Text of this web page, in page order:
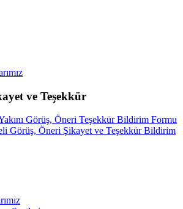
ve Teşekkür
Görüş, Öneri Teşekkür Bildirim Formu
Görüş, Öneri Şikayet ve Teşekkür Bildirim